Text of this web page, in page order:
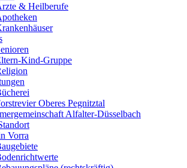
& Heilberufe
Kind-Gruppe
Oberes Pegnitztal
Alfalter-Düsselbach
Vorra